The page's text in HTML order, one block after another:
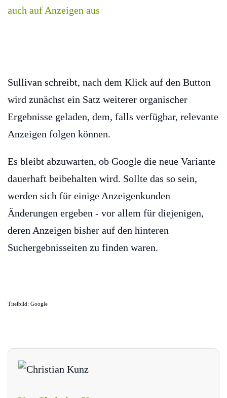
Sullivan schreibt, nach dem Klick auf den Button
wird zunächst ein Satz weiterer organischer
Ergebnisse geladen, dem, falls verfügbar, relevante
Anzeigen folgen können.
Es bleibt abzuwarten, ob Google die neue Variante
dauerhaft beibehalten wird. Sollte das so sein,
werden sich für einige Anzeigenkunden
Änderungen ergeben - vor allem für diejenigen,
deren Anzeigen bisher auf den hinteren
Suchergebnisseiten zu finden waren.
Titelbild: Google